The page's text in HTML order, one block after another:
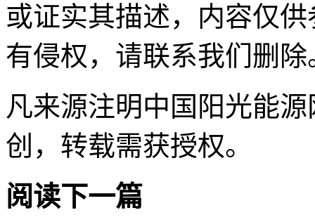
或证实其描述，内容仅
有侵权，请联系我们删除
凡来源注明中国阳光能
创，转载需获授权。
阅读下一篇